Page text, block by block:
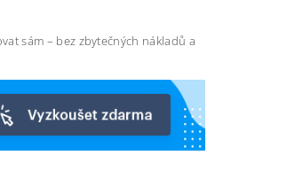
sám – bez zbytečných nákladů a